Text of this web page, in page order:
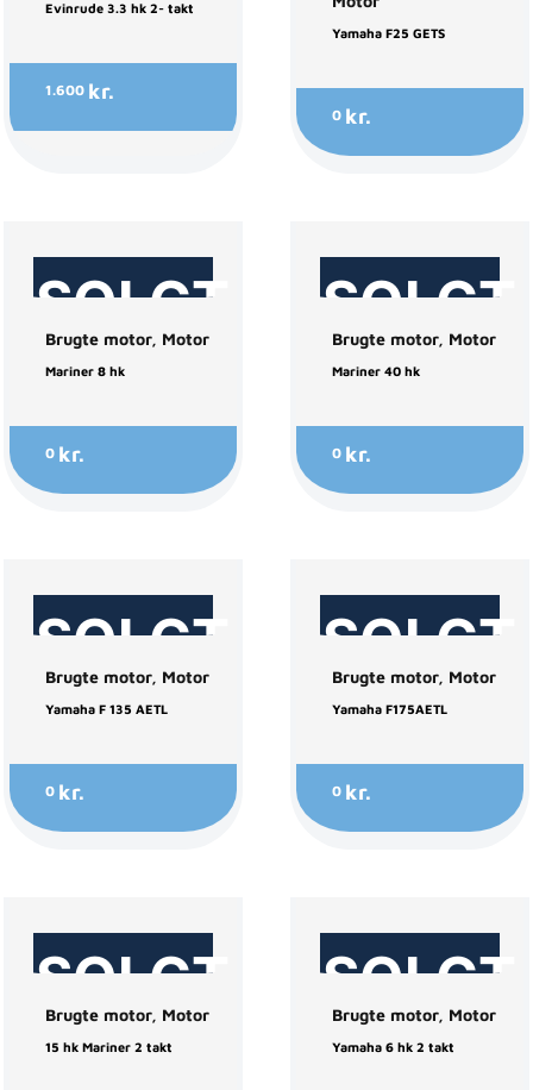
Evinrude 3.3 hk 2- takt
1.600 kr.
Yamaha F25 GETS
0 kr.
SOLGT
Brugte motor, Motor
Mariner 8 hk
0 kr.
SOLGT
Brugte motor, Motor
Mariner 40 hk
0 kr.
SOLGT
Brugte motor, Motor
Yamaha F 135 AETL
0 kr.
SOLGT
Brugte motor, Motor
Yamaha F175AETL
0 kr.
SOLGT
Brugte motor, Motor
15 hk Mariner 2 takt
SOLGT
Brugte motor, Motor
Yamaha 6 hk 2 takt